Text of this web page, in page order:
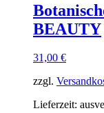
BEAUTY
31,00 €
zzgl.
Lieferzeit: